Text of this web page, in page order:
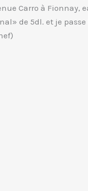
Carro à Fionnay,
de 5dl. et je